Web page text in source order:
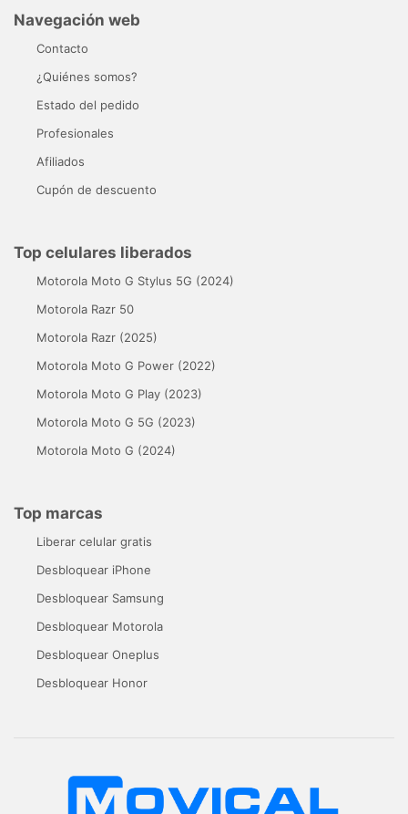
Navegación web
Contacto
¿Quiénes somos?
Estado del pedido
Profesionales
Afiliados
Cupón de descuento
Top celulares liberados
Motorola Moto G Stylus 5G (2024)
Motorola Razr 50
Motorola Razr (2025)
Motorola Moto G Power (2022)
Motorola Moto G Play (2023)
Motorola Moto G 5G (2023)
Motorola Moto G (2024)
Top marcas
Liberar celular gratis
Desbloquear iPhone
Desbloquear Samsung
Desbloquear Motorola
Desbloquear Oneplus
Desbloquear Honor